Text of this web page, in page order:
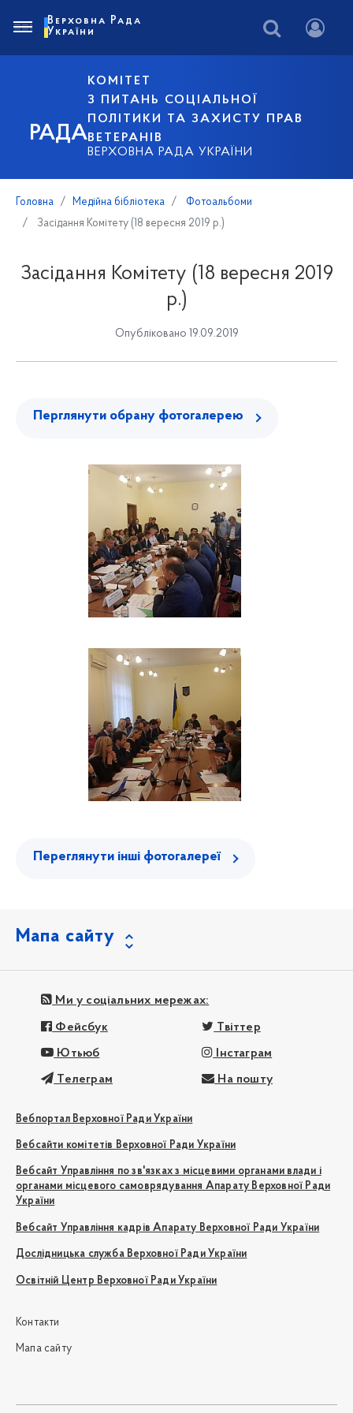
РАДА
КОМІТЕТ
З ПИТАНЬ СОЦІАЛЬНОЇ
ПОЛІТИКИ ТА ЗАХИСТУ ПРАВ
ВЕТЕРАНІВ
ВЕРХОВНА РАДА УКРАЇНИ
Верховна Рада
України
Головна Медійна бібліотека
Фотоальбоми
Засідання Комітету (18 вересня 2019 р.)
Засідання Комітету (18 вересня 2019
р.)
Опубліковано 19.09.2019
Перглянути обрану фотогалерею
Переглянути інші фотогалереї
Мапа сайту
Ми у соціальних мережах:
Фейсбук Твіттер
Ютьюб Інстаграм
Телеграм На пошту
Вебпортал Верховної Ради України
Вебсайти комітетів Верховної Ради України
Вебсайт Управління по зв'язках з місцевими органами влади і
органами місцевого самоврядування Апарату Верховної Ради
України
Вебсайт Управління кадрів Апарату Верховної Ради України
Дослідницька служба Верховної Ради України
Освітній Центр Верховної Ради України
Контакти
Мапа сайту